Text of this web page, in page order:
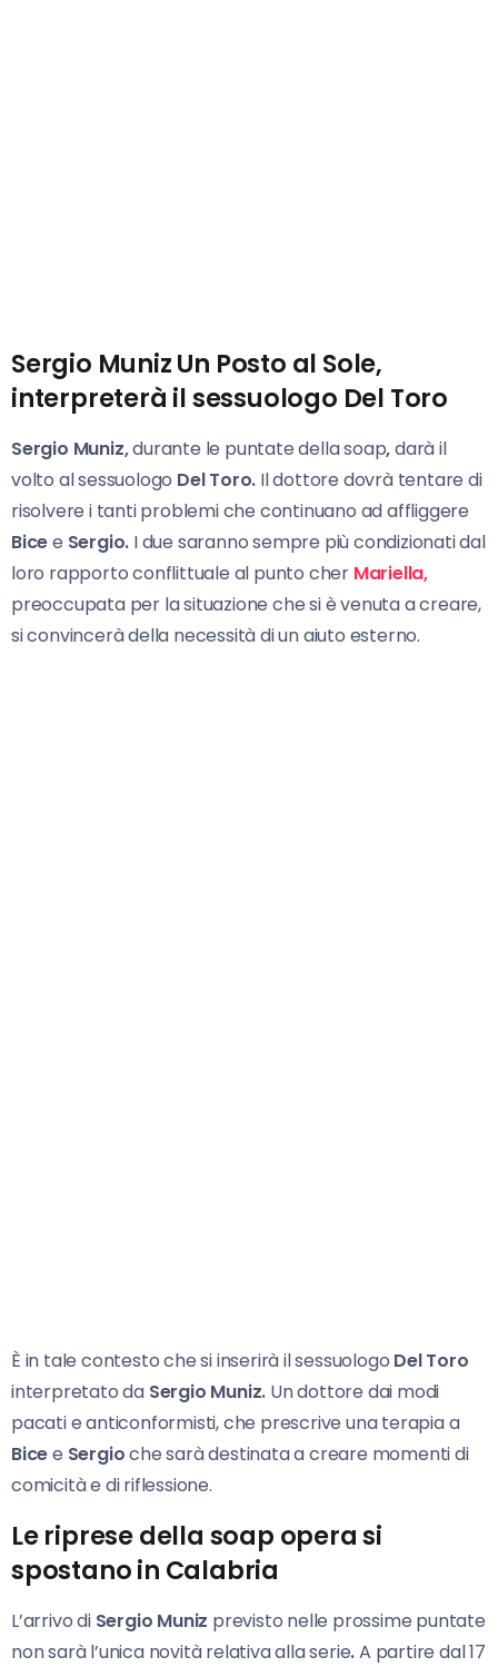
Sergio Muniz Un Posto al Sole,
interpreterà il sessuologo Del Toro
Sergio Muniz,durante le puntate della soap,darà il
volto al sessuologo DelToro. Il dottore dovrà tentare di
risolvere i tanti problemi che continuano ad affliggere
Bicee Sergio. I due saranno sempre più condizionati dal
loro rapporto conflittuale al punto cher Mariella,
preoccupata per la situazione che si è venuta a creare,
si convincerà della necessità di un aiuto esterno.
È in tale contesto che si inserirà il sessuologo Del Toro
interpretato da Sergio Muniz. Un dottore dai modi
pacati e anticonformisti, che prescrive una terapia a
Bicee Sergioche sarà destinata a creare momenti di
comicità e di riflessione.
Le riprese della soap opera si
spostano in Calabria
L’arrivo di Sergio Muniz previsto nelle prossime puntate
non sarà l’unica novità relativa alla serie.A partire dal 17